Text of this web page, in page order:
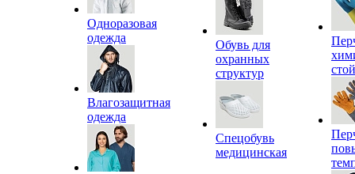
Одноразовая
одежда
Влагозащитная
одежда
Обувь для
охранных
структур
Спецобувь
медицинская